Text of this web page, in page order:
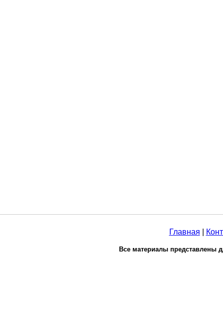
Главная
Все материалы представлены